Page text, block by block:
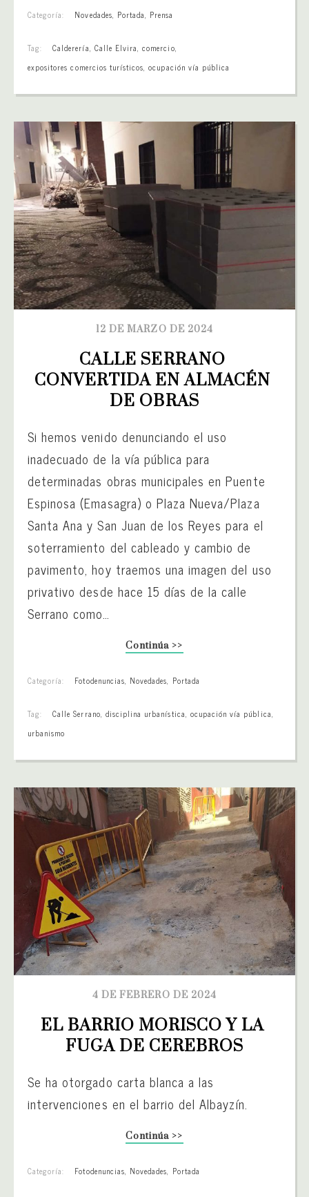
Categoría: Novedades, Portada, Prensa
Tag: Calderería, Calle Elvira,comercio,
expositores comercios turísticos,ocupación vía pública
12 DE MARZO DE 2024
CALLE SERRANO
CONVERTIDA EN ALMACÉN
DE OBRAS
Si hemos venido denunciando el uso
inadecuado de la vía pública para
determinadas obras municipales en Puente
Espinosa (Emasagra) o Plaza Nueva/Plaza
Santa Ana y San Juan de los Reyes para el
soterramiento del cableado y cambio de
pavimento, hoy traemos una imagen del uso
privativo desde hace 15 días de la calle
Serrano como…
Continúa >>
Categoría: Fotodenuncias, Novedades, Portada
Tag: Calle Serrano, disciplina urbanística, ocupación vía pública,
urbanismo
4 DE FEBRERO DE 2024
EL BARRIO MORISCO Y LA
FUGA DE CEREBROS
Se ha otorgado carta blanca a las
intervenciones en el barrio del Albayzín.
Continúa >>
Categoría: Fotodenuncias, Novedades, Portada